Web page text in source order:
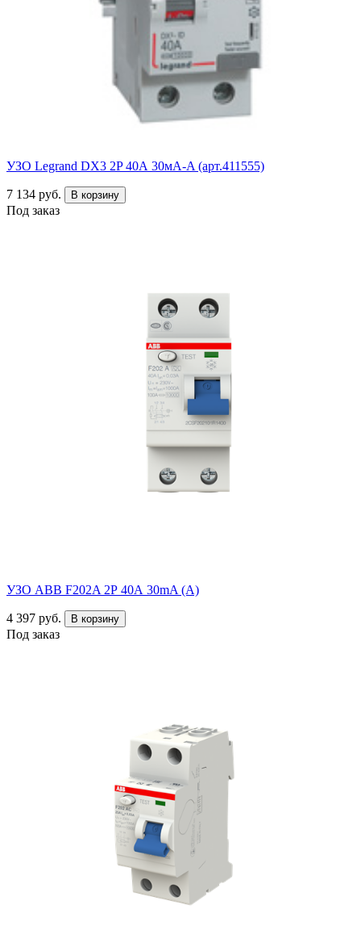
УЗО Legrand DX3 2P 40А 30мА-A (арт.411555)
7 134 руб. В корзину
Под заказ
УЗО ABB F202A 2Р 40А 30mA (А)
4 397 руб. В корзину
Под заказ